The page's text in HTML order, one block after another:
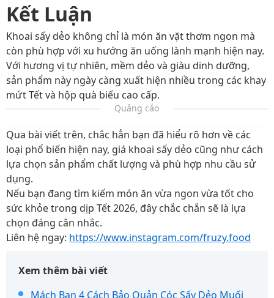
Kết Luận
Khoai sấy dẻo không chỉ là món ăn vặt thơm ngon mà
còn phù hợp với xu hướng ăn uống lành mạnh hiện nay.
Với hương vị tự nhiên, mềm dẻo và giàu dinh dưỡng,
sản phẩm này ngày càng xuất hiện nhiều trong các khay
mứt Tết và hộp quà biếu cao cấp.
Quảng cáo
Qua bài viết trên, chắc hẳn bạn đã hiểu rõ hơn về các
loại phổ biến hiện nay, giá khoai sấy dẻo cũng như cách
lựa chọn sản phẩm chất lượng và phù hợp nhu cầu sử
dụng.
Nếu bạn đang tìm kiếm món ăn vừa ngon vừa tốt cho
sức khỏe trong dịp Tết 2026, đây chắc chắn sẽ là lựa
chọn đáng cân nhắc.
Liên hệ ngay: https://www.instagram.com/fruzy.food
Xem thêm bài viết
Mách Bạn 4 Cách Bảo Quản Cóc Sấy Dẻo Muối